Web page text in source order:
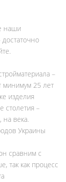
наши
–
минимум 25 лет
изделия
столетия –
на века.
Украины
сравним с
так как процесс